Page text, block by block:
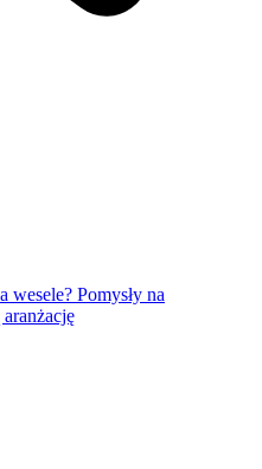
wesele? Pomysły na